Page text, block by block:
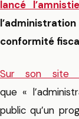
lancé
conformité
Sur son site
que «
public qu’un